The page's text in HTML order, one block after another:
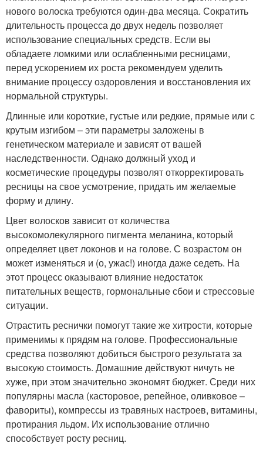
нового волоска требуются один-два месяца. Сократить
длительность процесса до двух недель позволяет
использование специальных средств. Если вы
обладаете ломкими или ослабленными ресницами,
перед ускорением их роста рекомендуем уделить
внимание процессу оздоровления и восстановления их
нормальной структуры.
Длинные или короткие, густые или редкие, прямые или с
крутым изгибом – эти параметры заложены в
генетическом материале и зависят от вашей
наследственности. Однако должный уход и
косметические процедуры позволят откорректировать
ресницы на свое усмотрение, придать им желаемые
форму и длину.
Цвет волосков зависит от количества
высокомолекулярного пигмента меланина, который
определяет цвет локонов и на голове. С возрастом он
может изменяться и (о, ужас!) иногда даже седеть. На
этот процесс оказывают влияние недостаток
питательных веществ, гормональные сбои и стрессовые
ситуации.
Отрастить реснички помогут такие же хитрости, которые
применимы к прядям на голове. Профессиональные
средства позволяют добиться быстрого результата за
высокую стоимость. Домашние действуют ничуть не
хуже, при этом значительно экономят бюджет. Среди них
популярны масла (касторовое, репейное, оливковое –
фавориты), компрессы из травяных настроев, витамины,
протирания льдом. Их использование отлично
способствует росту ресниц.